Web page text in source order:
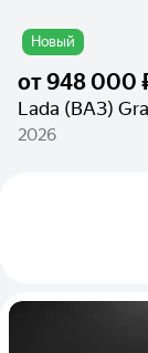
Новый
от948 000
Lada (ВАЗ)
2026